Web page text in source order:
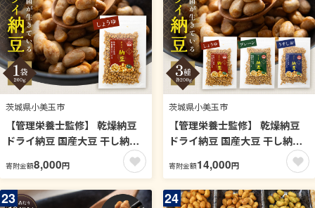
茨城県小美玉市
【管理栄養士監修】 乾燥納豆
ドライ納豆 国産大豆 干し納豆
納豆 【低温製法で納豆菌が生
きている】 (200g, 醤油) 96-C
寄附金額8,000円
茨城県小美玉市
【管理栄養士監修】 乾燥納豆
ドライ納豆 国産大豆 干し納豆
納豆 【低温製法で納豆菌が生
きている】 (200g, 3種類セッ
ト) 96-B
寄附金額14,000円
23 24